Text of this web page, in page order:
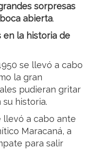
sorpresas
abierta.
en la historia de
se llevó a cabo
la gran
pudieran gritar
historia.
llevó a cabo ante
Maracaná, a
para salir